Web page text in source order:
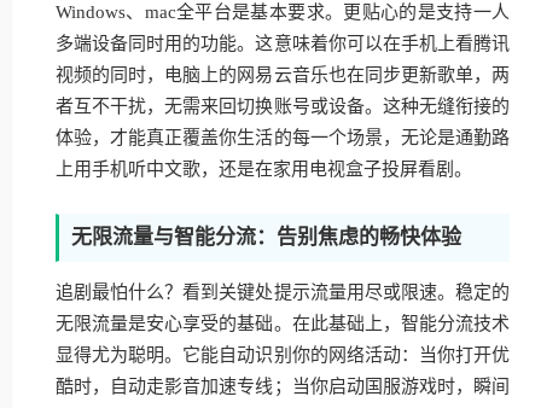
Windows、mac全平台是基本要求。更贴心的是支持一人
多端设备同时用的功能。这意味着你可以在手机上看腾讯
视频的同时，电脑上的网易云音乐也在同步更新歌单，两
者互不干扰，无需来回切换账号或设备。这种无缝衔接的
体验，才能真正覆盖你生活的每一个场景，无论是通勤路
上用手机听中文歌，还是在家用电视盒子投屏看剧。
无限流量与智能分流：告别焦虑的畅快体验
追剧最怕什么？看到关键处提示流量用尽或限速。稳定的
无限流量是安心享受的基础。在此基础上，智能分流技术
显得尤为聪明。它能自动识别你的网络活动：当你打开优
酷时，自动走影音加速专线；当你启动国服游戏时，瞬间